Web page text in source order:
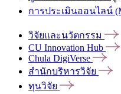
การประเมินออนไลน์
วิจัยและนวัตกรรม
CU Innovation Hub
Chula DigiVerse
สำนักบริหารวิจัย
ทุนวิจัย